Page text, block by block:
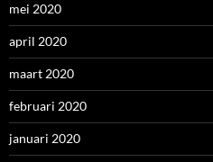
mei 2020
april 2020
maart 2020
februari 2020
januari 2020